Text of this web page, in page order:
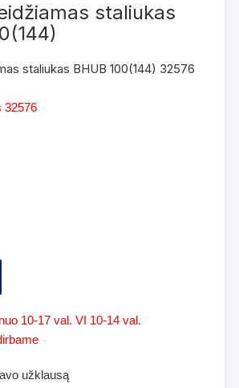
staliukas
staliukas BHUB 100(144) 32576
32576
10-17 val. VI 10-14 val.
užklausą